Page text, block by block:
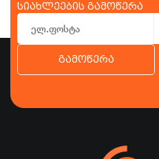
სიახლეების გამოწერა
გამოწერა